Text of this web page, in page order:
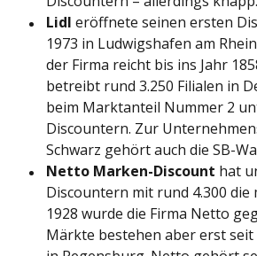
Lidl eröffnete seinen ersten
1973 in Ludwigshafen am
der Firma reicht bis ins Jahr
betreibt rund 3.250 Filialen in
beim Marktanteil Nummer 2
Discountern. Zur
Schwarz gehört auch die SB-
Netto Marken-Discount hat
Discountern mit rund 4.300 die
1928 wurde die Firma Netto
Märkte bestehen aber erst seit